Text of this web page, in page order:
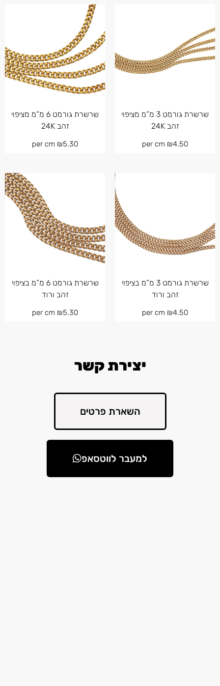
שרשרת גורמט 3 מ”מ מציפוי
זהב 24K
₪4.50
שרשרת גורמט 6 מ”מ מציפוי
זהב 24K
₪5.30
שרשרת גורמט 3 מ”מ בציפוי
זהב ורוד
₪4.50
שרשרת גורמט 6 מ”מ בציפוי
זהב ורוד
₪5.30
יצירת קשר
השארת פרטים
למעבר לווטסאפ